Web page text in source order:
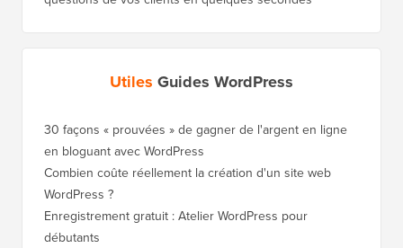
Utiles Guides WordPress
30 façons « prouvées » de gagner de l'argent en ligne
en bloguant avec WordPress
Combien coûte réellement la création d'un site web
WordPress ?
Enregistrement gratuit : Atelier WordPress pour
débutants